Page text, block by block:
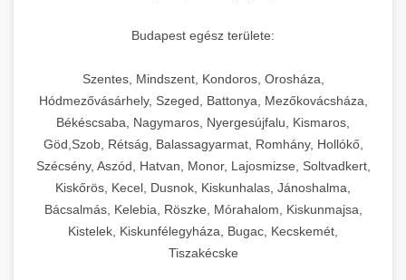
Hatékony lezárási és tartósítási megoldások.
chef-iparikonyhagepek.hu
kereskedelmi csomagoló gép
professzionális konyhák számára. Nagy
kapacitású sütő- és főzőberendezés precíz
hőmérséklet-szabályozással.
chef-iparikonyhagepek.hu
kereskedelmi sütősütő
❄️ 25. Ipari Hűtőszekrény +
Professzionális hűtőegységek és hűtőkamrák
kereskedelmi konyhák számára.
Energiahatékony hűtési megoldások nagy
kapacitással.
chef-iparikonyhagepek.hu
💧 26. Ipari Mosogatógép +
Kereskedelmi mosogatóberendezések nagy
forgalmú éttermi műveletekhez. Gyors tisztítási
ciklusok fertőtlenítési képességekkel.
🧀 27. Ipari Sajtreszelő Gép +
Budapest egész területe:
Szentes, Mindszent, Kondoros, Orosháza,
Hódmezővásárhely, Szeged, Battonya, Mezőkovácsháza,
Békéscsaba, Nagymaros, Nyergesújfalu, Kismaros,
Göd,Szob, Rétság, Balassagyarmat, Romhány, Hollókő,
Szécsény, Aszód, Hatvan, Monor, Lajosmizse, Soltvadkert,
Kiskőrös, Kecel, Dusnok, Kiskunhalas, Jánoshalma,
Bácsalmás, Kelebia, Röszke, Mórahalom, Kiskunmajsa,
Kistelek, Kiskunfélegyháza, Bugac, Kecskemét,
Tiszakécske